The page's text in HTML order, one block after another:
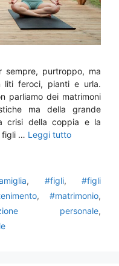
purtroppo, ma
liti feroci, pianti e urla.
parliamo dei matrimoni
ma della grande
crisi della coppia e la
figli … Leggi tutto
, #figli,#figli
, #matrimonio,
personale,